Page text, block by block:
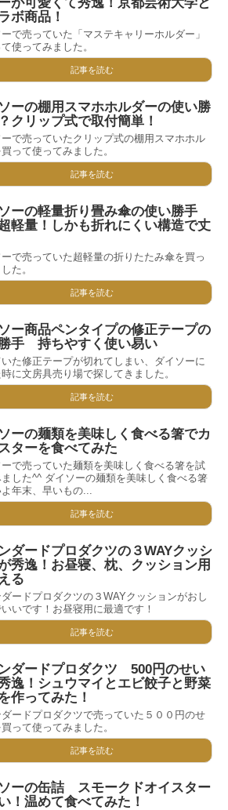
ボ商品！
で売っていた「マステキャリーホルダー」
使ってみました。
記事を読む
ーの棚用スマホホルダーの使い勝
クリップ式で取付簡単！
で売っていたクリップ式の棚用スマホホル
って使ってみました。
記事を読む
ーの軽量折り畳み傘の使い勝手
軽量！しかも折れにくい構造で丈
で売っていた超軽量の折りたたみ傘を買っ
た。
記事を読む
ー商品ペンタイプの修正テープの
手 持ちやすく使い易い
た修正テープが切れてしまい、ダイソーに
に文房具売り場で探してきました。
記事を読む
ーの麺類を美味しく食べる箸でカ
ターを食べてみた
で売っていた麺類を美味しく食べる箸を試
ました^^ ダイソーの麺類を美味しく食べる箸
年末、早いもの...
記事を読む
ダードプロダクツの３WAYクッシ
秀逸！お昼寝、枕、クッション用
る
ダードプロダクツの３WAYクッションがおし
いです！お昼寝用に最適です！
記事を読む
ダードプロダクツ 500円のせい
逸！シュウマイとエビ餃子と野菜
作ってみた！
ダードプロダクツで売っていた５００円のせ
って使ってみました。
記事を読む
ーの缶詰 スモークドオイスター
！温めて食べてみた！